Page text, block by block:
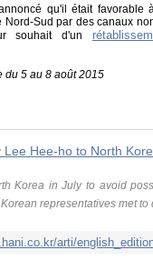
qu'il était favorable
Sud par des canaux
souhait d'un
du 5 au 8 août 2015
Hee-ho to North
Korea in July to avoid
representatives met to
arti/